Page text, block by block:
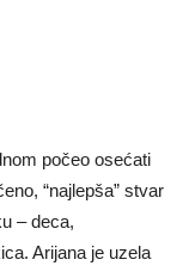
počeo osećati
“najlepša” stvar
– deca,
Arijana je uzela